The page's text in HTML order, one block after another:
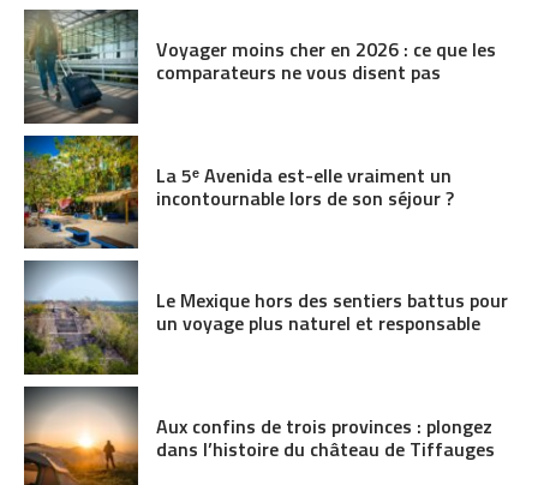
Voyager moins cher en 2026 : ce que les
comparateurs ne vous disent pas
La 5ᵉ Avenida est-elle vraiment un
incontournable lors de son séjour ?
Le Mexique hors des sentiers battus pour
un voyage plus naturel et responsable
Aux confins de trois provinces : plongez
dans l’histoire du château de Tiffauges